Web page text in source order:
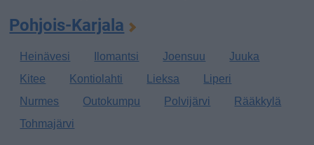
Pohjois-Karjala
Heinävesi Ilomantsi Joensuu
Juuka
Kitee
Kontiolahti Lieksa
Liperi
Nurmes
Outokumpu Polvijärvi
Rääkkylä
Tohmajärvi